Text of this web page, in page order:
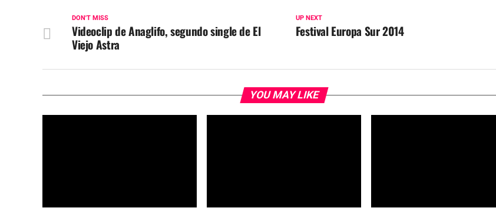
UP NEXT
Festival Europa Sur 2014
DON'T MISS
Videoclip de Anaglifo, segundo single de El
Viejo Astra
YOU MAY LIKE